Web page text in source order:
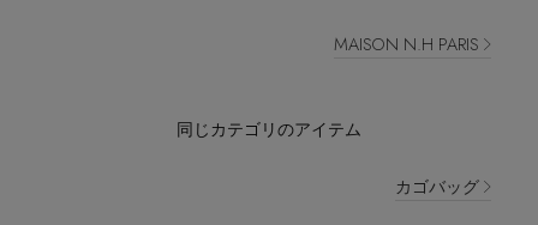
MAISON N.H PARIS
同じカテゴリのアイテム
カゴバッグ